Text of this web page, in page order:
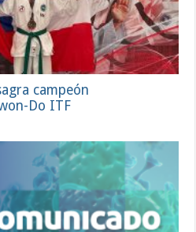
campeón
Do ITF